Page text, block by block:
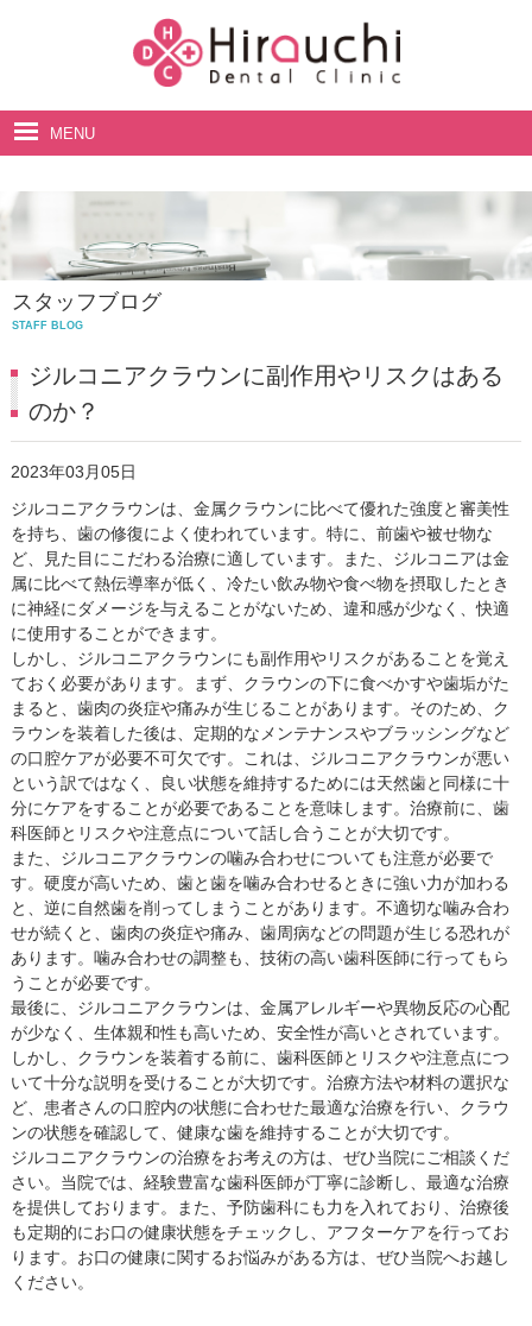
MENU
院長・スタッフ紹介
診療案内
アクセス・診療時間
スタッフブログ
STAFF BLOG
ジルコニアクラウンに副作用やリスクはある
のか？
2023年03月05日
ジルコニアクラウンは、金属クラウンに比べて優れた強度と審美性
を持ち、歯の修復によく使われています。特に、前歯や被せ物な
ど、見た目にこだわる治療に適しています。また、ジルコニアは金
属に比べて熱伝導率が低く、冷たい飲み物や食べ物を摂取したとき
に神経にダメージを与えることがないため、違和感が少なく、快適
に使用することができます。
しかし、ジルコニアクラウンにも副作用やリスクがあることを覚え
ておく必要があります。まず、クラウンの下に食べかすや歯垢がた
まると、歯肉の炎症や痛みが生じることがあります。そのため、ク
ラウンを装着した後は、定期的なメンテナンスやブラッシングなど
の口腔ケアが必要不可欠です。これは、ジルコニアクラウンが悪い
という訳ではなく、良い状態を維持するためには天然歯と同様に十
分にケアをすることが必要であることを意味します。治療前に、歯
科医師とリスクや注意点について話し合うことが大切です。
また、ジルコニアクラウンの噛み合わせについても注意が必要で
す。硬度が高いため、歯と歯を噛み合わせるときに強い力が加わる
と、逆に自然歯を削ってしまうことがあります。不適切な噛み合わ
せが続くと、歯肉の炎症や痛み、歯周病などの問題が生じる恐れが
あります。噛み合わせの調整も、技術の高い歯科医師に行ってもら
うことが必要です。
最後に、ジルコニアクラウンは、金属アレルギーや異物反応の心配
が少なく、生体親和性も高いため、安全性が高いとされています。
しかし、クラウンを装着する前に、歯科医師とリスクや注意点につ
いて十分な説明を受けることが大切です。治療方法や材料の選択な
ど、患者さんの口腔内の状態に合わせた最適な治療を行い、クラウ
ンの状態を確認して、健康な歯を維持することが大切です。
ジルコニアクラウンの治療をお考えの方は、ぜひ当院にご相談くだ
さい。当院では、経験豊富な歯科医師が丁寧に診断し、最適な治療
を提供しております。また、予防歯科にも力を入れており、治療後
も定期的にお口の健康状態をチェックし、アフターケアを行ってお
ります。お口の健康に関するお悩みがある方は、ぜひ当院へお越し
ください。